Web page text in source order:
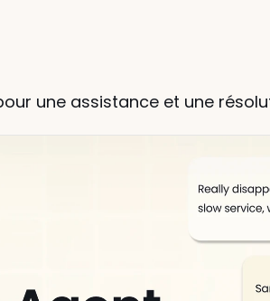
une assistance et une